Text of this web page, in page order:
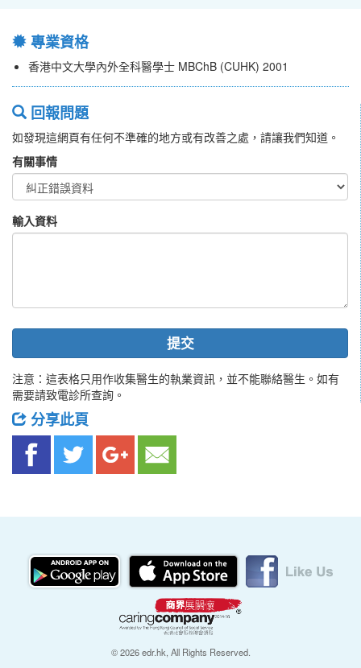
專業資格
香港中文大學內外全科醫學士 MBChB (CUHK) 2001
回報問題
如發現這網頁有任何不準確的地方或有改善之處，請讓我們知道。
有關事情
輸入資料
提交
注意：這表格只用作收集醫生的執業資訊，並不能聯絡醫生。如有
需要請致電診所查詢。
分享此頁
© 2026 edr.hk, All Rights Reserved.